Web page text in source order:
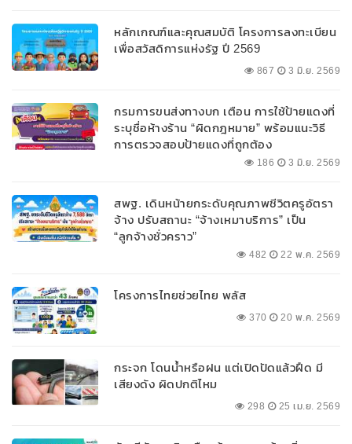
หลักเกณฑ์และคุณสมบัติ โครงการลงทะเบียน
เพื่อสวัสดิการแห่งรัฐ ปี 2569
867 3 มิ.ย. 2569
กรมการขนส่งทางบก เตือน การใช้ป้ายแดงที่
ระบุชื่อห้างร้าน “ผิดกฎหมาย” พร้อมแนะวิธี
การตรวจสอบป้ายแดงที่ถูกต้อง
186 3 มิ.ย. 2569
สพฐ. เดินหน้ายกระดับคุณภาพชีวิตครูอัตรา
จ้าง ปรับสถานะ “จ้างเหมาบริการ” เป็น
“ลูกจ้างชั่วคราว”
482 22 พ.ค. 2569
โครงการไทยช่วยไทย พลัส
370 20 พ.ค. 2569
กระจก โดนน้ำหรือฝน แต่เปิดปัดแล้วฝืด มี
เสียงดัง ผิดปกติไหม
298 25 เม.ย. 2569